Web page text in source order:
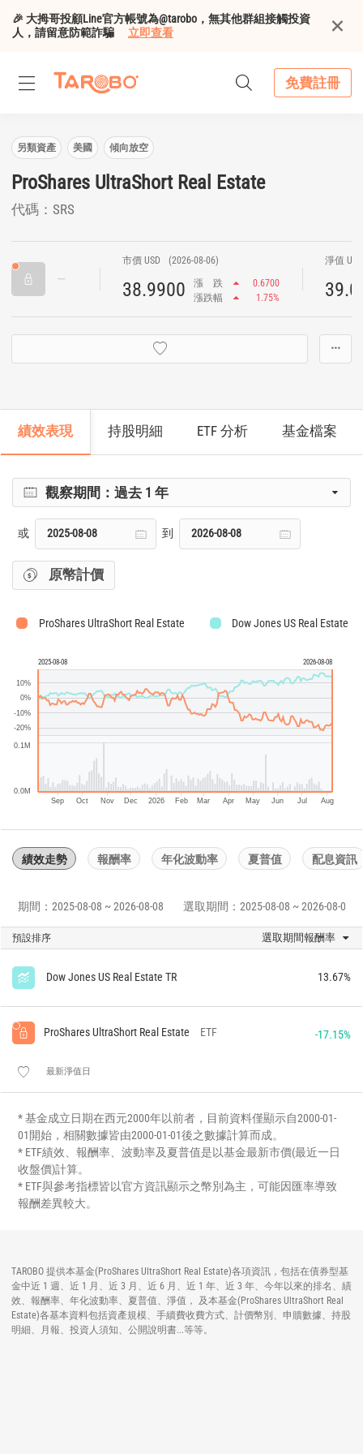
🎉 大拇哥投顧Line官方帳號為@tarobo，無其他群組接觸投資
人，請留意防範詐騙
立即查看
免費註冊
另類資產 美國 傾向放空
ProShares UltraShort Real Estate
代碼：SRS
市價 USD (2026-08-06)
38.9900 漲 跌
0.6700
漲跌幅
1.75%
淨值
···
績效表現 持股明細 ETF 分析 基金檔案
觀察期間：過去 1 年
或 到
原幣計價
ProShares UltraShort Real Estate Dow Jones US Real Estate TR
2025-08-08 2026-08-08
Sep Oct Nov Dec 2026 Feb Mar Apr May Jun Jul Aug
0.0M
0.1M
-20%
-10%
0%
10%
績效走勢 報酬率 年化波動率 夏普值 配息資訊
期間：2025-08-08 ~ 2026-08-08 選取期間：2025-08-08 ~ 2026-08-08
預設排序 選取期間報酬率
Dow Jones US Real Estate TR 13.67%
ProShares UltraShort Real Estate ETF -17.15%
最新淨值日
* 基金成立日期在西元2000年以前者，目前資料僅顯示自2000-01-
01開始，相關數據皆由2000-01-01後之數據計算而成。
* ETF績效、報酬率、波動率及夏普值是以基金最新市價(最近一日
收盤價)計算。
* ETF與參考指標皆以官方資訊顯示之幣別為主，可能因匯率導致
報酬差異較大。
TAROBO 提供本基金(ProShares UltraShort Real Estate)各項資訊，包括在債券型基
金中近 1 週、近 1 月、近 3 月、近 6 月、近 1 年、近 3 年、今年以來的排名、績
效、報酬率、年化波動率、夏普值、淨值， 及本基金(ProShares UltraShort Real
Estate)各基本資料包括資產規模、手續費收費方式、計價幣別、申贖數據、持股
明細、月報、投資人須知、公開說明書...等等。